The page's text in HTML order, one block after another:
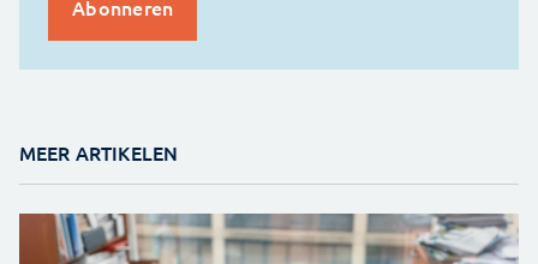
MEER ARTIKELEN